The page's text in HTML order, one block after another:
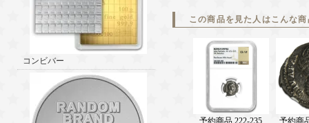
コンビバー
この商品を見た人はこんな
予約商品 222-235
予約商